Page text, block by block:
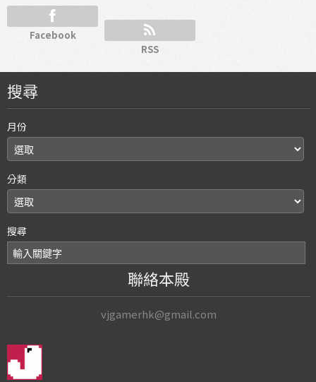
Facebook
RSS
搜尋
月份
分類
搜尋
聯絡本殿
vjgamerhk@gmail.com